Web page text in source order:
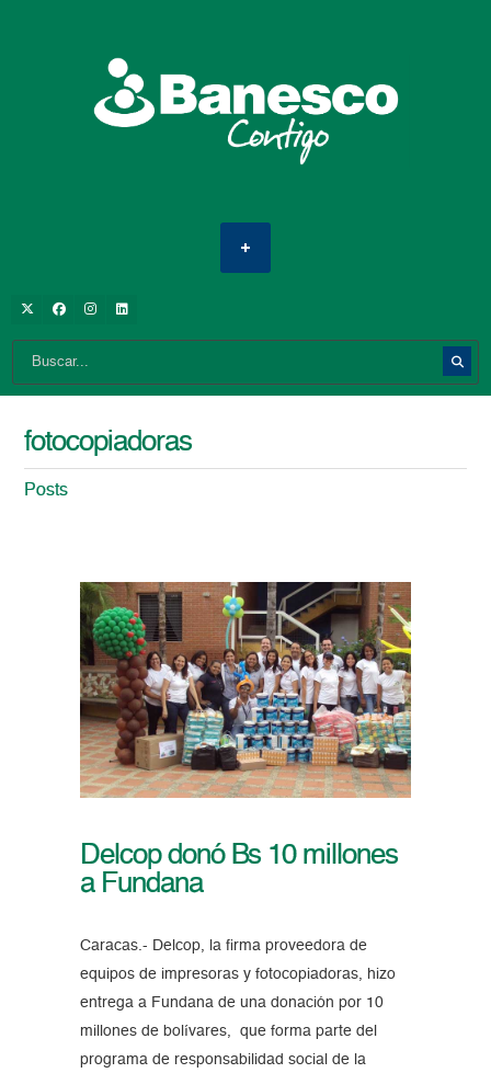
fotocopiadoras
Posts
Delcop donó Bs 10 millones
a Fundana
Caracas.- Delcop, la firma proveedora de
equipos de impresoras y fotocopiadoras, hizo
entrega a Fundana de una donación por 10
millones de bolívares, que forma parte del
programa de responsabilidad social de la